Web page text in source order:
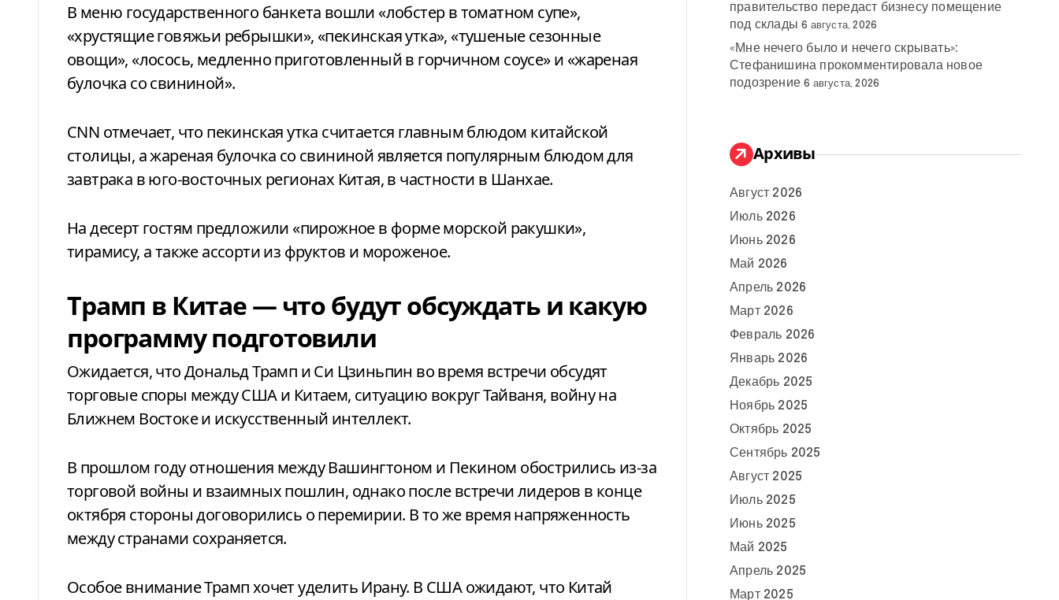
В меню государственного банкета вошли «лобстер в томатном супе»,
«хрустящие говяжьи ребрышки», «пекинская утка», «тушеные сезонные
овощи», «лосось, медленно приготовленный в горчичном соусе» и «жареная
булочка со свининой».
CNN отмечает, что пекинская утка считается главным блюдом китайской
столицы, а жареная булочка со свининой является популярным блюдом для
завтрака в юго-восточных регионах Китая, в частности в Шанхае.
На десерт гостям предложили «пирожное в форме морской ракушки»,
тирамису, а также ассорти из фруктов и мороженое.
Трамп в Китае — что будут обсуждать и какую
программу подготовили
Ожидается, что Дональд Трамп и Си Цзиньпин во время встречи обсудят
торговые споры между США и Китаем, ситуацию вокруг Тайваня, войну на
Ближнем Востоке и искусственный интеллект.
В прошлом году отношения между Вашингтоном и Пекином обострились из-за
торговой войны и взаимных пошлин, однако после встречи лидеров в конце
октября стороны договорились о перемирии. В то же время напряженность
между странами сохраняется.
Особое внимание Трамп хочет уделить Ирану. В США ожидают, что Китай
правительство передаст бизнесу помещение
под склады 6 августа, 2026
«Мне нечего было и нечего скрывать»:
Стефанишина прокомментировала новое
подозрение 6 августа, 2026
Архивы
Август 2026
Июль 2026
Июнь 2026
Май 2026
Апрель 2026
Март 2026
Февраль 2026
Январь 2026
Декабрь 2025
Ноябрь 2025
Октябрь 2025
Сентябрь 2025
Август 2025
Июль 2025
Июнь 2025
Май 2025
Апрель 2025
Март 2025